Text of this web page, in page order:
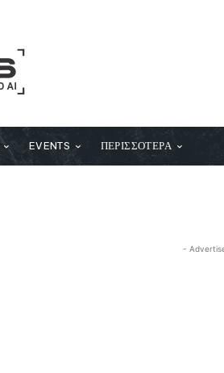
EVENTS ΠΕΡΙΣΣΟΤΕΡΑ
-